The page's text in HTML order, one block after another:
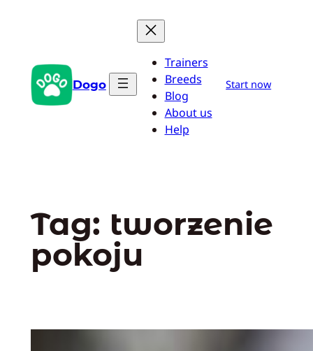
Dogo
Trainers
Breeds
Blog
About us
Help
Start now
Tag: tworzenie
pokoju